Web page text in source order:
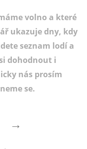
volno a které
ukazuje dny, kdy
seznam lodí a
dohodnout i
nás prosím
se.
→